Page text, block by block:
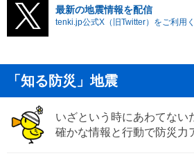
最新の地震情報を配信
tenki.jp公式X（旧Twitter）をご利用く
「知る防災」地震
いざという時にあわてない
確かな情報と行動で防災力